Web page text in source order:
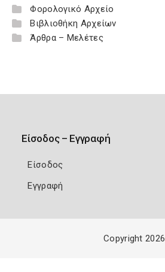
Φορολογικό Αρχείο
Βιβλιοθήκη Αρχείων
Άρθρα – Μελέτες
Είσοδος – Εγγραφή
Είσοδος
Εγγραφή
Copyright 2026